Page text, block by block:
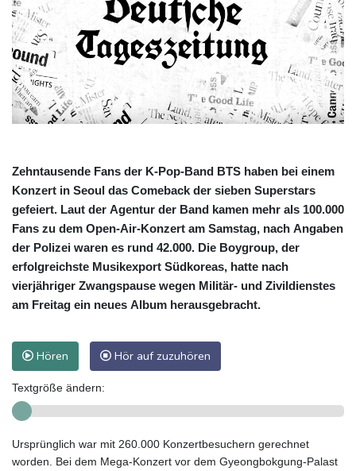
Zehntausende Fans der K-Pop-Band BTS haben bei einem
Konzert in Seoul das Comeback der sieben Superstars
gefeiert. Laut der Agentur der Band kamen mehr als 100.000
Fans zu dem Open-Air-Konzert am Samstag, nach Angaben
der Polizei waren es rund 42.000. Die Boygroup, der
erfolgreichste Musikexport Südkoreas, hatte nach
vierjähriger Zwangspause wegen Militär- und Zivildienstes
am Freitag ein neues Album herausgebracht.
Hören Hör auf zuzuhören
Textgröße ändern:
Ursprünglich war mit 260.000 Konzertbesuchern gerechnet
worden. Bei dem Mega-Konzert vor dem Gyeongbokgung-Palast